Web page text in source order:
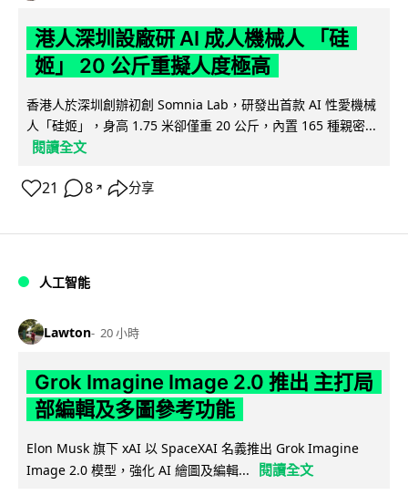
港人深圳設廠研 AI 成人機械人 「硅
姬」 20 公斤重擬人度極高
香港人於深圳創辦初創 Somnia Lab，研發出首款 AI 性愛機械
人「硅姬」，身高 1.75 米卻僅重 20 公斤，內置 165 種親密...
閱讀全文
21 8 ↗ 分享
人工智能
Lawton 20 小時
Grok Imagine Image 2.0 推出 主打局
部編輯及多圖參考功能
Elon Musk 旗下 xAI 以 SpaceXAI 名義推出 Grok Imagine
Image 2.0 模型，強化 AI 繪圖及編輯...
閱讀全文